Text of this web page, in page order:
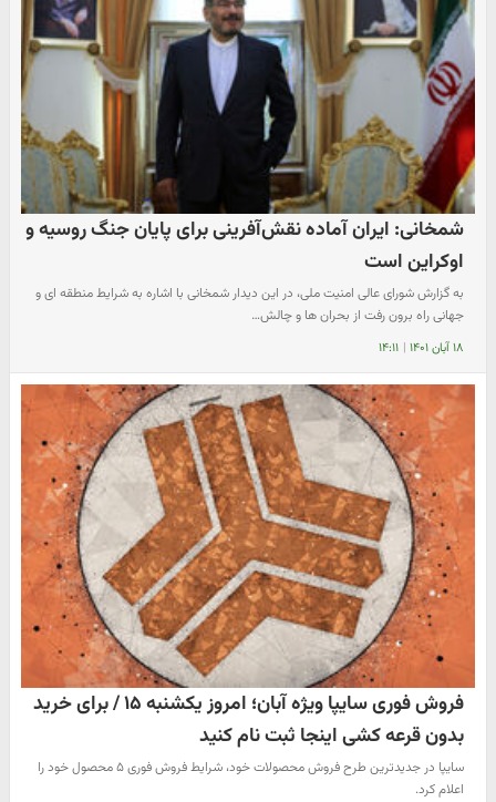
شمخانی: ایران آماده نقش‌آفرینی برای پایان جنگ روسیه و
اوکراین است
به گزارش شورای عالی امنیت ملی، در این دیدار شمخانی با اشاره به شرایط منطقه ای و
جهانی راه برون رفت از بحران ها و چالش…
۱۸ آبان ۱۴۰۱ | ۱۴:۱۱
فروش فوری سایپا ویژه آبان؛ امروز یکشنبه ۱۵ / برای خرید
بدون قرعه کشی اینجا ثبت نام کنید
سایپا در جدیدترین طرح فروش محصولات خود، شرایط فروش فوری ۵ محصول خود را
اعلام کرد.